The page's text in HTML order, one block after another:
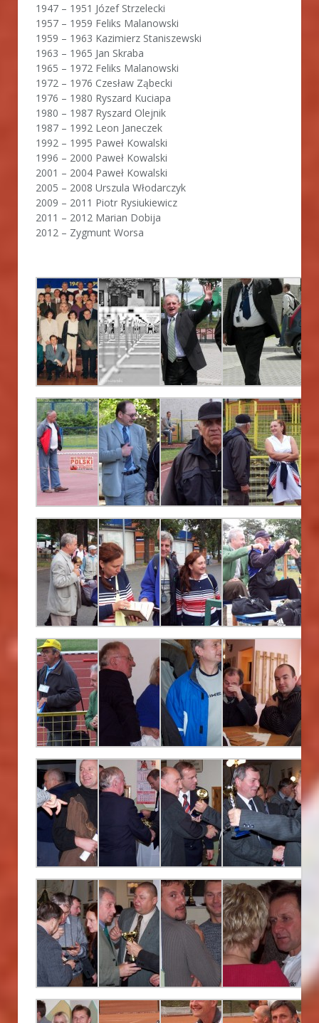
1947 – 1951 Józef Strzelecki
1957 – 1959 Feliks Malanowski
1959 – 1963 Kazimierz Staniszewski
1963 – 1965 Jan Skraba
1965 – 1972 Feliks Malanowski
1972 – 1976 Czesław Ząbecki
1976 – 1980 Ryszard Kuciapa
1980 – 1987 Ryszard Olejnik
1987 – 1992 Leon Janeczek
1992 – 1995 Paweł Kowalski
1996 – 2000 Paweł Kowalski
2001 – 2004 Paweł Kowalski
2005 – 2008 Urszula Włodarczyk
2009 – 2011 Piotr Rysiukiewicz
2011 – 2012 Marian Dobija
2012 – Zygmunt Worsa